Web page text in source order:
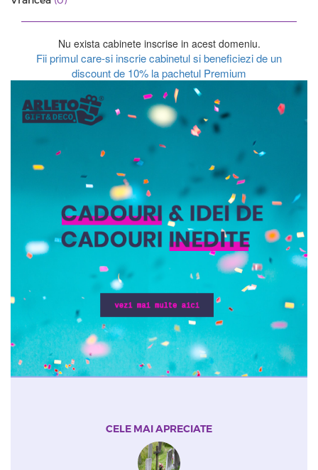
Nu exista cabinete inscrise in acest domeniu.
Fii primul care-si inscrie cabinetul si beneficiezi de un
discount de 10% la pachetul Premium
CELE MAI APRECIATE